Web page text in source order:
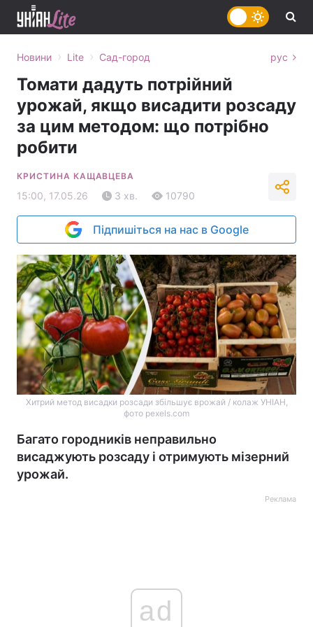
Новини › Lite › Сад-город рус
Томати дадуть потрійний
урожай, якщо висадити розсаду
за цим методом: що потрібно
робити
КРИСТИНА КАЩАВЦЕВА
15:00, 17.05.26 3 хв. 10790
Підпишіться на нас в Google
Хитрий метод висадки розсади збільшує врожай / колаж УНІАН,
фото pexels.com
Багато городників неправильно
висаджують розсаду і отримують мізерний
урожай.
Реклама
ad